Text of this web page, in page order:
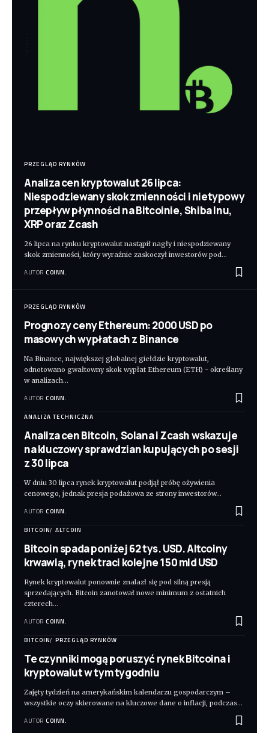
PRZEGLĄD RYNKÓW
Analiza cen kryptowalut 26 lipca:
Niespodziewany skok zmienności i nietypowy
przepływ płynności na Bitcoinie, Shiba Inu,
XRP oraz Zcash
26 lipca na rynku kryptowalut nastąpił nagły i niespodziewany
skok zmienności, który wyraźnie zaskoczył inwestorów pod…
AUTOR COINN.
PRZEGLĄD RYNKÓW
Prognozy ceny Ethereum: 2000 USD po
masowych wypłatach z Binance
Na Binance, największej globalnej giełdzie kryptowalut,
odnotowano gwałtowny skok wypłat Ethereum (ETH) - określany
w analizach…
AUTOR COINN.
ANALIZA TECHNICZNA
Analiza cen Bitcoin, Solana i Zcash wskazuje
na kluczowy sprawdzian kupujących po sesji
z 30 lipca
W dniu 30 lipca rynek kryptowalut podjął próbę ożywienia
cenowego, jednak presja podażowa ze strony inwestorów…
AUTOR COINN.
BITCOIN ALTCOIN
Bitcoin spada poniżej 62 tys. USD. Altcoiny
krwawią, rynek traci kolejne 150 mld USD
Rynek kryptowalut ponownie znalazł się pod silną presją
sprzedających. Bitcoin zanotował nowe minimum z ostatnich
czterech…
AUTOR COINN.
BITCOIN PRZEGLĄD RYNKÓW
Te czynniki mogą poruszyć rynek Bitcoina i
kryptowalut w tym tygodniu
Zajęty tydzień na amerykańskim kalendarzu gospodarczym –
wszystkie oczy skierowane na kluczowe dane o inflacji, podczas…
AUTOR COINN.